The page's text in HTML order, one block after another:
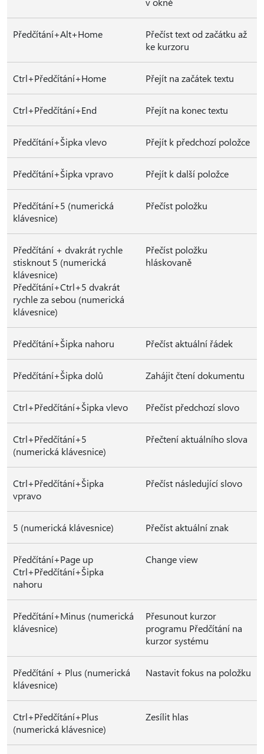
Předčítání+Alt+Home
Přečíst text od začátku až
ke kurzoru
Ctrl+Předčítání+Home Přejít na začátek textu
Ctrl+Předčítání+End Přejít na konec textu
Předčítání+Šipka vlevo Přejít k předchozí položce
Předčítání+Šipka vpravo Přejít k další položce
Předčítání+5 (numerická
klávesnice)
Přečíst položku
Předčítání + dvakrát rychle
stisknout 5 (numerická
klávesnice)
Předčítání+Ctrl+5 dvakrát
rychle za sebou (numerická
klávesnice)
Přečíst položku
hláskovaně
Předčítání+Šipka nahoru Přečíst aktuální řádek
Předčítání+Šipka dolů Zahájit čtení dokumentu
Ctrl+Předčítání+Šipka vlevo Přečíst předchozí slovo
Ctrl+Předčítání+5
(numerická klávesnice)
Přečtení aktuálního slova
Ctrl+Předčítání+Šipka
vpravo
Přečíst následující slovo
5 (numerická klávesnice) Přečíst aktuální znak
Předčítání+Page up
Ctrl+Předčítání+Šipka
nahoru
Change view
Předčítání+Minus (numerická
klávesnice)
Přesunout kurzor
programu Předčítání na
kurzor systému
Předčítání + Plus (numerická
klávesnice)
Nastavit fokus na položku
Ctrl+Předčítání+Plus
(numerická klávesnice)
Zesílit hlas